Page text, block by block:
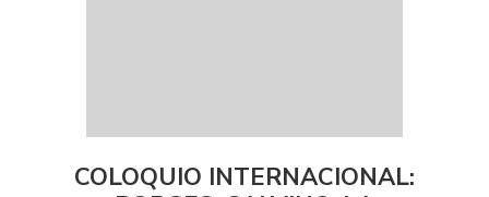
COLOQUIO INTERNACIONAL: